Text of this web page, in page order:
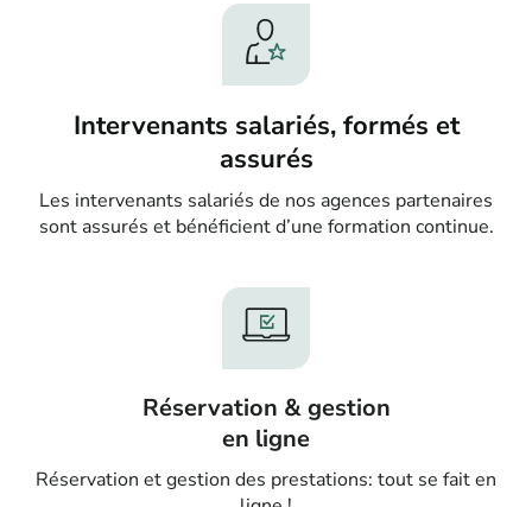
Intervenants salariés, formés et
assurés
Les intervenants salariés de nos agences partenaires
sont assurés et bénéficient d’une formation continue.
Réservation & gestion
en ligne
Réservation et gestion des prestations: tout se fait en